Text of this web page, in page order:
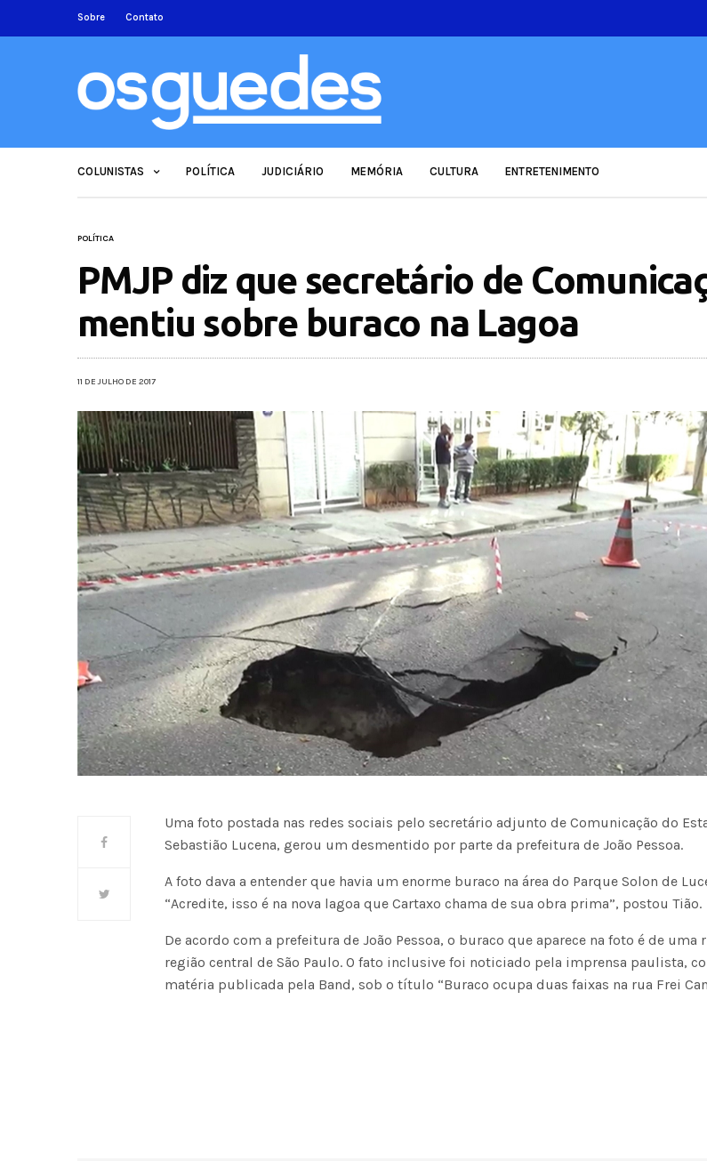
Sobre Contato
COLUNISTAS POLÍTICA JUDICIÁRIO MEMÓRIA CULTURA ENTRETENIMENTO
POLÍTICA
PMJP diz que secretário de
mentiu sobre buraco na Lagoa
11 DE JULHO DE 2017
Uma foto postada nas redes sociais pelo secretário adjunto de Comunicação do
Sebastião Lucena, gerou um desmentido por parte da prefeitura de João Pessoa.
A foto dava a entender que havia um enorme buraco na área do Parque Solon de
“Acredite, isso é na nova lagoa que Cartaxo chama de sua obra prima”, postou Tião.
De acordo com a prefeitura de João Pessoa, o buraco que aparece na foto é de uma
região central de São Paulo. O fato inclusive foi noticiado pela imprensa paulista,
matéria publicada pela Band, sob o título “Buraco ocupa duas faixas na rua Frei